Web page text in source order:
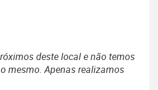
deste local e não temos
mesmo. Apenas realizamos